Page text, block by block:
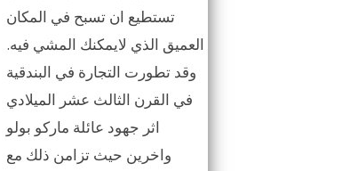
تستطيع ان تسبح في المكان
العميق الذي لايمكنك المشي فيه.
وقد تطورت التجارة في البندقية
في القرن الثالث عشر الميلادي
اثر جهود عائلة ماركو بولو
واخرين حيث تزامن ذلك مع